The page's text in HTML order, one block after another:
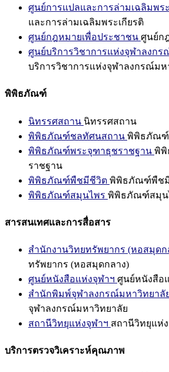
ศูนย์การแปลและการล่ามเฉลิมพร
และการล่ามเฉลิมพระเกียรติ
ศูนย์กฎหมายเพื่อประชาชน ศูนย์ก
ศูนย์บริการวิชาการแห่งจุฬาลงกร
บริการวิชาการแห่งจุฬาลงกรณ์มห
พิพิธภัณฑ์
นิทรรศสถาน นิทรรศสถาน
พิพิธภัณฑ์ชลทัศนสถาน พิพิธภัณฑ์
พิพิธภัณฑ์พระจุฑาธุชราชฐาน พิพิ
ราชฐาน
พิพิธภัณฑ์พืชมีชีวิต พิพิธภัณฑ์พืช
พิพิธภัณฑ์สมุนไพร พิพิธภัณฑ์สมุน
สารสนเทศและการสื่อสาร
สำนักงานวิทยทรัพยากร (หอสมุดก
ทรัพยากร (หอสมุดกลาง)
ศูนย์หนังสือแห่งจุฬาฯ ศูนย์หนังสือ
สำนักพิมพ์จุฬาลงกรณ์มหาวิทยาลั
จุฬาลงกรณ์มหาวิทยาลัย
สถานีวิทยุแห่งจุฬาฯ สถานีวิทยุแห่
บริการตรวจวิเคราะห์คุณภาพ